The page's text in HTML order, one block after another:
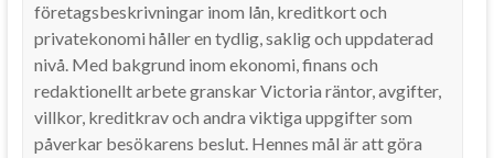
företagsbeskrivningar inom lån, kreditkort och
privatekonomi håller en tydlig, saklig och uppdaterad
nivå. Med bakgrund inom ekonomi, finans och
redaktionellt arbete granskar Victoria räntor, avgifter,
villkor, kreditkrav och andra viktiga uppgifter som
påverkar besökarens beslut. Hennes mål är att göra